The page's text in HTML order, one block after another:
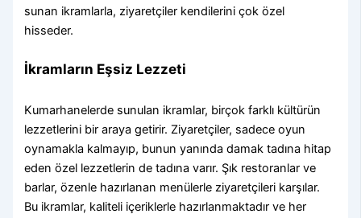
sunan ikramlarla, ziyaretçiler kendilerini çok özel
hisseder.
İkramların Eşsiz Lezzeti
Kumarhanelerde sunulan ikramlar, birçok farklı kültürün
lezzetlerini bir araya getirir. Ziyaretçiler, sadece oyun
oynamakla kalmayıp, bunun yanında damak tadına hitap
eden özel lezzetlerin de tadına varır. Şık restoranlar ve
barlar, özenle hazırlanan menülerle ziyaretçileri karşılar.
Bu ikramlar, kaliteli içeriklerle hazırlanmaktadır ve her